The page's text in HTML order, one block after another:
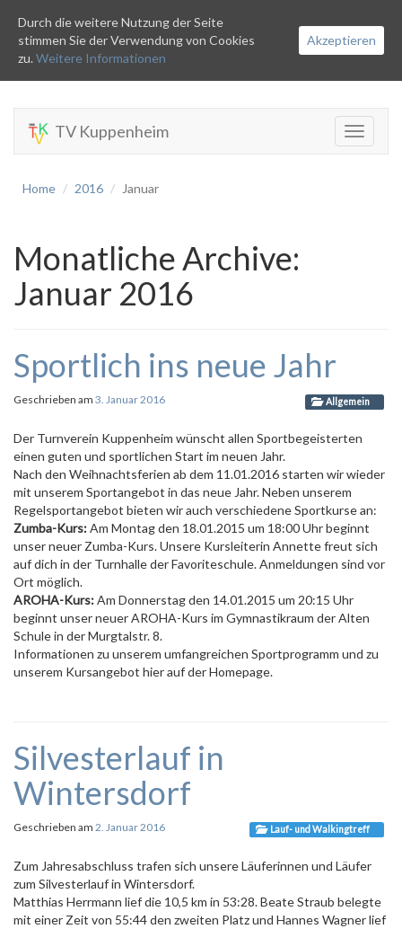
Toggle
TV Kuppenheim
Home 2016 Januar
Monatliche Archive:
Januar 2016
Sportlich ins neue Jahr
Geschrieben am 3. Januar 2016 Allgemein
Der Turnverein Kuppenheim wünscht allen Sportbegeisterten
einen guten und sportlichen Start im neuen Jahr.
Nach den Weihnachtsferien ab dem 11.01.2016 starten wir wieder
mit unserem Sportangebot in das neue Jahr. Neben unserem
Regelsportangebot bieten wir auch verschiedene Sportkurse an:
Zumba-Kurs:Am Montag den 18.01.2015 um 18:00 Uhr beginnt
unser neuer Zumba-Kurs. Unsere Kursleiterin Annette freut sich
auf dich in der Turnhalle der Favoriteschule. Anmeldungen sind vor
Ort möglich.
AROHA-Kurs:Am Donnerstag den 14.01.2015 um 20:15 Uhr
beginnt unser neuer AROHA-Kurs im Gymnastikraum der Alten
Schule in der Murgtalstr. 8.
Informationen zu unserem umfangreichen Sportprogramm und zu
unserem Kursangebot hier auf der Homepage.
Silvesterlauf in
Wintersdorf
Geschrieben am 2. Januar 2016 Lauf- und Walkingtreff
Zum Jahresabschluss trafen sich unsere Läuferinnen und Läufer
zum Silvesterlauf in Wintersdorf.
Matthias Herrmann lief die 10,5 km in 53:28. Beate Straub belegte
mit einer Zeit von 55:44 den zweiten Platz und Hannes Wagner lief
Durch die weitere Nutzung der Seite
stimmen Sie der Verwendung von Cookies
zu. Weitere Informationen
Akzeptieren